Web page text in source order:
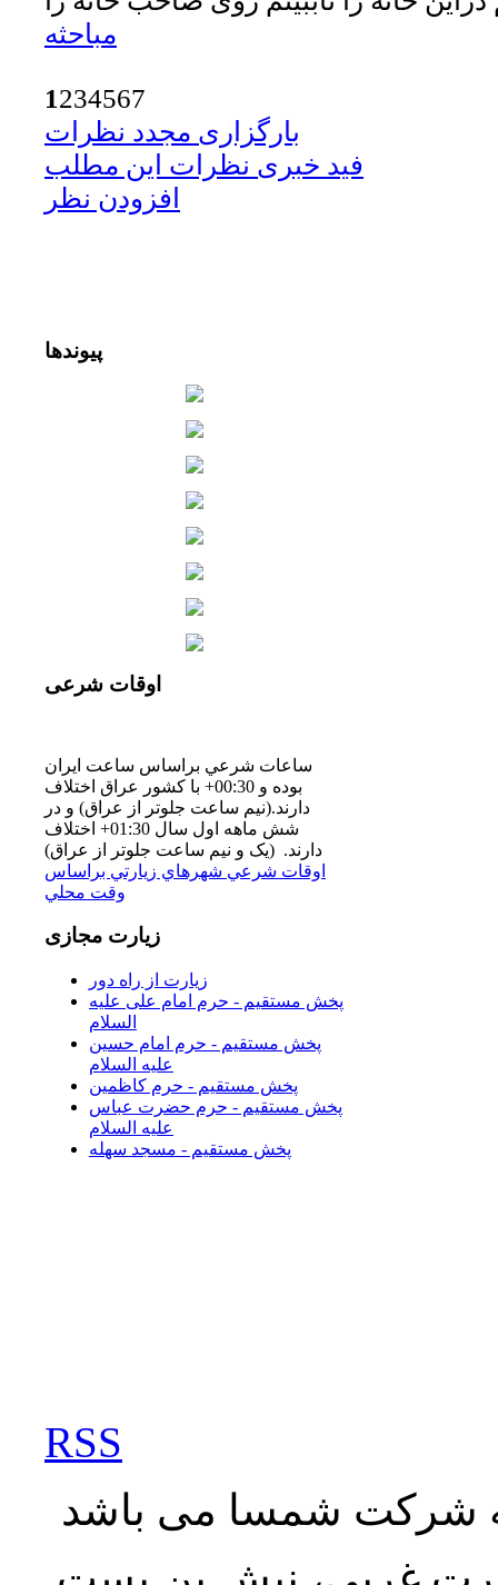
مباحثه
1234567
بارگزاری مجدد نظرات
فید خبری نظرات این مطلب
افزودن نظر
پیوندها
اوقات شرعی
ساعات شرعي براساس ساعت ايران
بوده و 00:30+ با كشور عراق اختلاف
دارند.(نيم ساعت جلوتر از عراق) و در
شش ماهه اول سال 01:30+ اختلاف
دارند. (یک و نیم ساعت جلوتر از عراق)
اوقات شرعي شهرهاي زيارتي براساس
وقت محلي
زیارت مجازی
زیارت از راه دور
پخش مستقیم - حرم امام علی علیه
السلام
پخش مستقیم - حرم امام حسین
علیه السلام
پخش مستقیم - حرم کاظمین
پخش مستقیم - حرم حضرت عباس
علیه السلام
پخش مستقیم - مسجد سهله
RSS
شرکت شمسا می باشد